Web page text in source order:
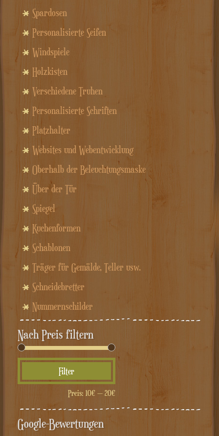
Spardosen
Personalisierte Seifen
Windspiele
Holzkisten
Verschiedene Truhen
Personalisierte Schriften
Platzhalter
Websites und Webentwicklung
Oberhalb der Beleuchtungsmaske
Über der Tür
Spiegel
Kuchenformen
Schablonen
Träger für Gemälde, Teller usw.
Schneidebretter
Nummernschilder
Nach Preis filtern
Preis
Preis
Filter
Preis: 10€— 20€
Google-Bewertungen